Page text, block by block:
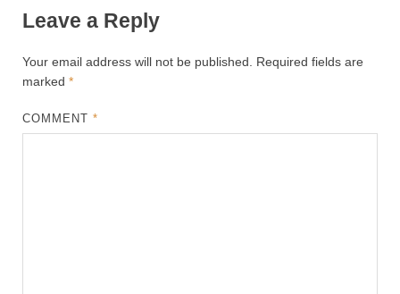
Leave a Reply
Your email address will not be published. Required fields are
marked *
COMMENT*